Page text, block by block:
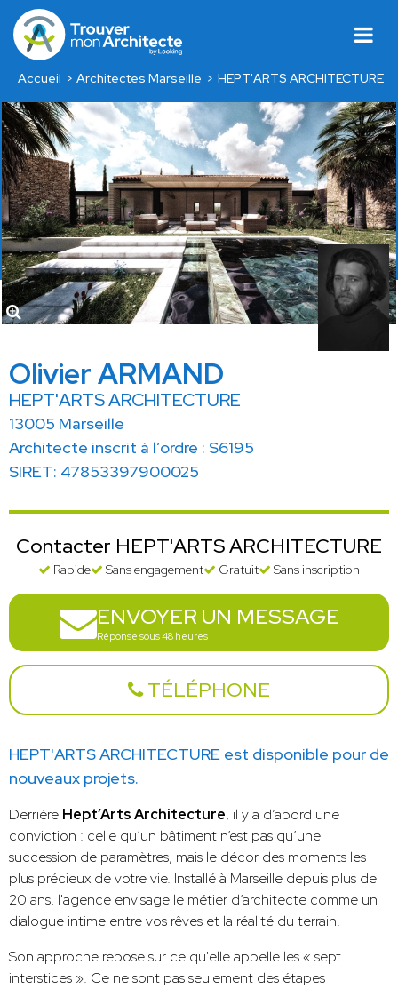
Accueil Architectes Marseille HEPT'ARTS ARCHITECTURE
Olivier ARMAND
HEPT'ARTS ARCHITECTURE
13005 Marseille
Architecte inscrit à l’ordre : S6195
SIRET: 47853397900025
Contacter HEPT'ARTS ARCHITECTURE
Rapide Sans engagement Gratuit Sans inscription
ENVOYER UN MESSAGE
Réponse sous 48 heures
TÉLÉPHONE
HEPT'ARTS ARCHITECTURE est disponible pour de
nouveaux projets.
Derrière Hept’Arts Architecture, il y a d’abord une
conviction : celle qu’un bâtiment n’est pas qu’une
succession de paramètres, mais le décor des moments les
plus précieux de votre vie. Installé à Marseille depuis plus de
20 ans, l'agence envisage le métier d’architecte comme un
dialogue intime entre vos rêves et la réalité du terrain.
Son approche repose sur ce qu'elle appelle les « sept
interstices ». Ce ne sont pas seulement des étapes